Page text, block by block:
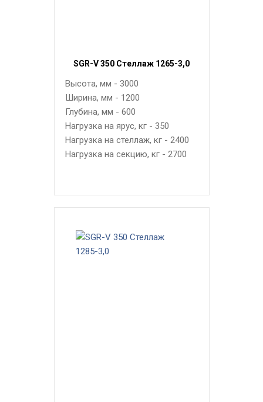
SGR-V 350 Стеллаж 1265-3,0
Высота, мм - 3000
Ширина, мм - 1200
Глубина, мм - 600
Нагрузка на ярус, кг - 350
Нагрузка на стеллаж, кг - 2400
Нагрузка на секцию, кг - 2700